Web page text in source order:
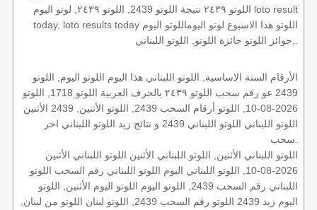
اللوتو ٢٤٣٩ نتيجة اللوتو 2439, اللوتو ٢٤٣٩, لوتو اليوم loto result
today, loto results today اللوتو هذا الاسبوع لوتو اليوماللوتو اليوم
الأرقام الستة الاساسية, اللوتو اللبناني هذا اليوم اللوتو اليوم, اللوتو
2439 عو رقم سحب اللوتو ٢٤٣٩ بالحرف العربية اللوتو 1718, اللوتو
2026-08-10, اللوتو أرقام السحب 2439, اللوتو الأثنين, 2439 الأثنين
اللوتو اللبناني اللوتو اللبناني 2439 و نتائج زيد اللوتو اللبناني اخر
اللوتو اللبناني الأثنين, اللوتو اللبناني الأثنين اللوتو اللبناني الأثنين
2026-08-10, اللوتو اللبناني اليوم اللوتو اللبناني رقم السحب اللوتو
اللبناني رقم السحب 2439, اللوتو اليوم اللوتو اليوم الأثنين, اللوتو
اليوم زيد 2439 اللوتو رقم السحب 2439, اللوتو لبنان اللوتو من لبنان,